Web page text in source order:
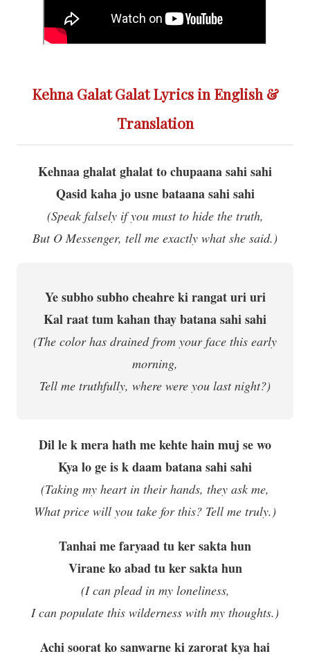
Kehna Galat Galat Lyrics in English &
Translation
Kehnaa ghalat ghalat to chupaana sahi sahi
Qasid kaha jo usne bataana sahi sahi
(Speak falsely if you must to hide the truth,
But O Messenger, tell me exactly what she said.)
Ye subho subho cheahre ki rangat uri uri
Kal raat tum kahan thay batana sahi sahi
(The color has drained from your face this early
morning,
Tell me truthfully, where were you last night?)
Dil le k mera hath me kehte hain muj se wo
Kya lo ge is k daam batana sahi sahi
(Taking my heart in their hands, they ask me,
What price will you take for this? Tell me truly.)
Tanhai me faryaad tu ker sakta hun
Virane ko abad tu ker sakta hun
(I can plead in my loneliness,
I can populate this wilderness with my thoughts.)
Achi soorat ko sanwarne ki zarorat kya hai